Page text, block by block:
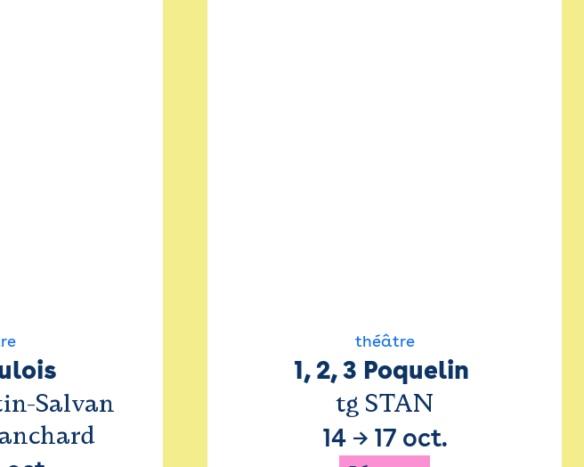
Salvan
théâtre
1, 2, 3 Poquelin
tg STAN
14→ 17 oct.